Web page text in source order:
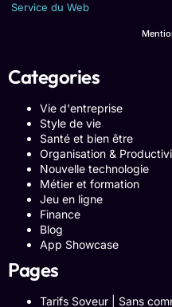
Service du Web
Categories
Vie d'entreprise
Style de vie
Santé et bien être
Organisation &
Nouvelle technologie
Métier et formation
Jeu en ligne
Finance
Blog
App Showcase
Pages
Tarifs Soveur | Sans